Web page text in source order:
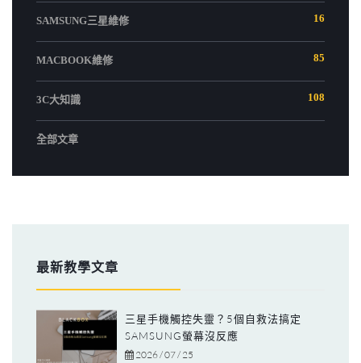
SAMSUNG三星維修 16
MACBOOK維修 85
3C大知識 108
全部文章
最新教學文章
三星手機觸控失靈？5個自救法搞定
SAMSUNG螢幕沒反應
2026 / 07 / 25